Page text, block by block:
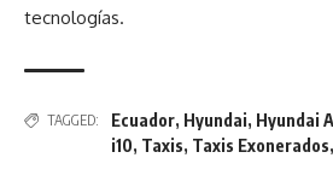
tecnologías.
TAGGED: Ecuador, Hyundai, Hyundai
i10, Taxis, Taxis Exonerados,